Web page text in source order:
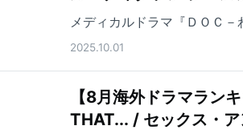
メディカルドラマ『ＤＯＣ
2025.10.01
【8月海外ドラマラン
THAT... / セックス・